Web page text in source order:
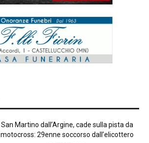
San Martino dall’Argine, cade sulla pista da
motocross: 29enne soccorso dall’elicottero